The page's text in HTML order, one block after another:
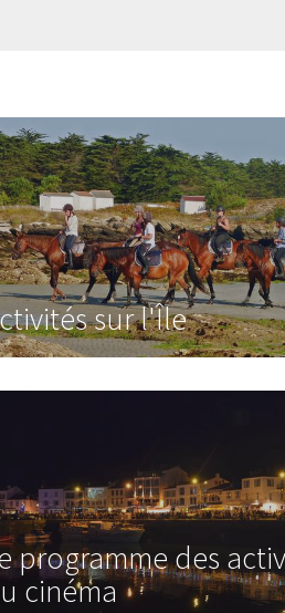
sur l'Île
programme des
cinéma